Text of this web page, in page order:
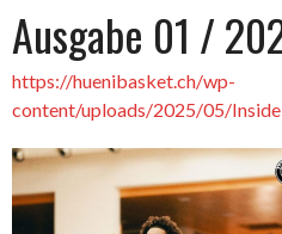
Ausgabe 01 /
https://huenibasket.ch/wp-
content/uploads/2025/05/